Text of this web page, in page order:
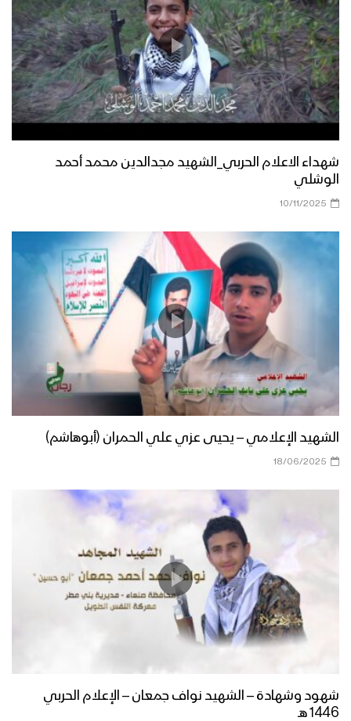
شهداء الاعلام الحربي_الشهيد مجدالدين محمد أحمد
الوشلي
10/11/2025
الشهيد الإعلامي – يحيى عزي علي الحمران (أبوهاشم)
18/06/2025
شهود وشهادة – الشهيد نواف جمعان – الإعلام الحربي
1446 هـ